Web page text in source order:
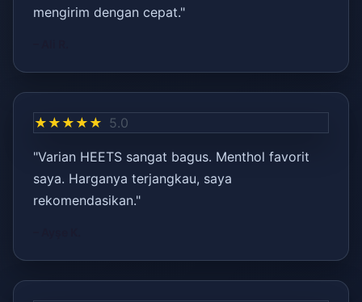
mengirim dengan cepat."
★★★★★ 5.0
"Varian HEETS sangat bagus. Menthol favorit
saya. Harganya terjangkau, saya
rekomendasikan."